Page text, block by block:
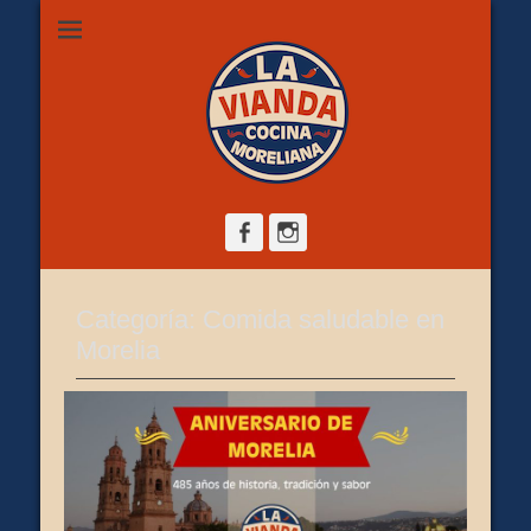
La Vianda Cocina
Moreliana |
Comida casera en
Camelinas sobre Ezequiel Calderón #30 esquina Av. Solidaridad.
Servicio para comer aquí, llevar o pedir a domicilio.
FacebookInstagram
Categoría: Comida saludable en
Morelia